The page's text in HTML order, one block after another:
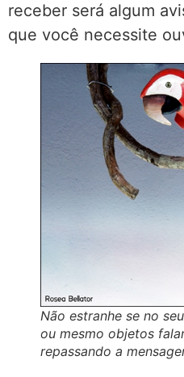
receber será algum
que você necessite
Não estranhe se no
ou mesmo objetos
repassando a